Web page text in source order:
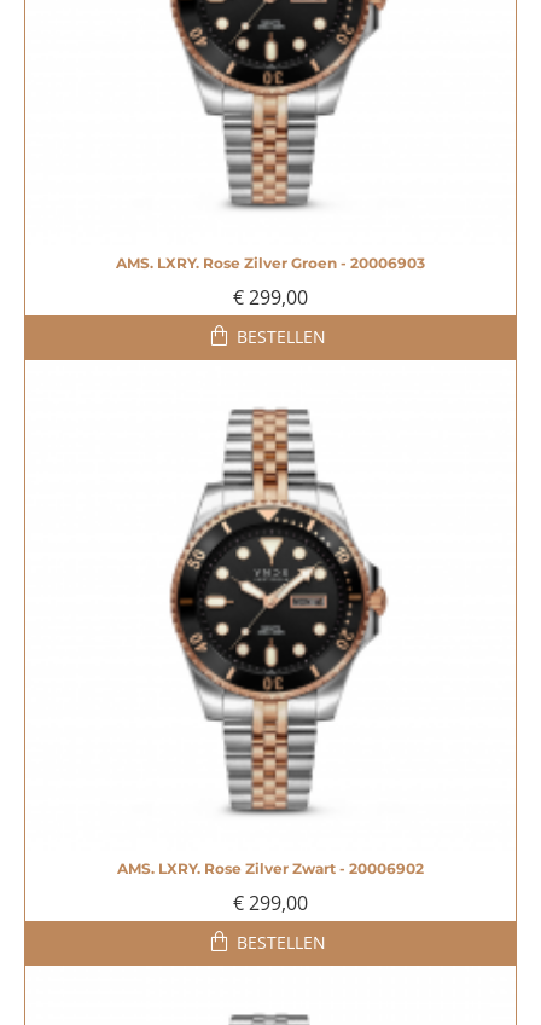
AMS. LXRY. Rose Zilver Groen - 20006903
€ 299,00
BESTELLEN
AMS. LXRY. Rose Zilver Zwart - 20006902
€ 299,00
BESTELLEN